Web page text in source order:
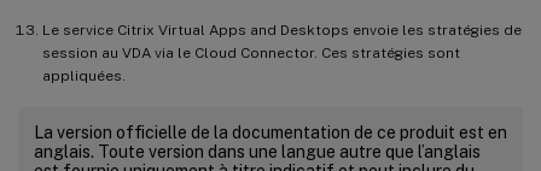
Le service Citrix Virtual Apps and Desktops envoie les stratégies de
session au VDA via le Cloud Connector. Ces stratégies sont
appliquées.
La version officielle de la documentation de ce produit est en
anglais. Toute version dans une langue autre que l’anglais